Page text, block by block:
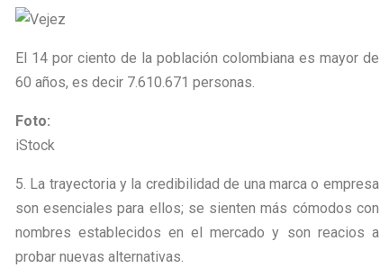
El 14 por ciento de la población colombiana es mayor de
60 años, es decir 7.610.671 personas.
Foto:
iStock
5. La trayectoria y la credibilidad de una marca o empresa
son esenciales para ellos; se sienten más cómodos con
nombres establecidos en el mercado y son reacios a
probar nuevas alternativas.